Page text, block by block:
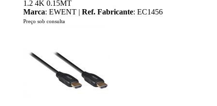
1.2 4K 0.15MT
Marca: EWENT | Ref. Fabricante: EC1456
Preço sob consulta